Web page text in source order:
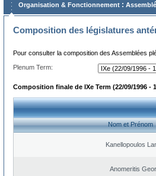
Organisation & Fonctionnement :
Composition des législatures
Pour consulter la composition des Assemblées
Plenum Term:
Composition finale de IXe Term (22/09/1996 -
Nom et Prénom
Kanellopoulos
Anomeritis